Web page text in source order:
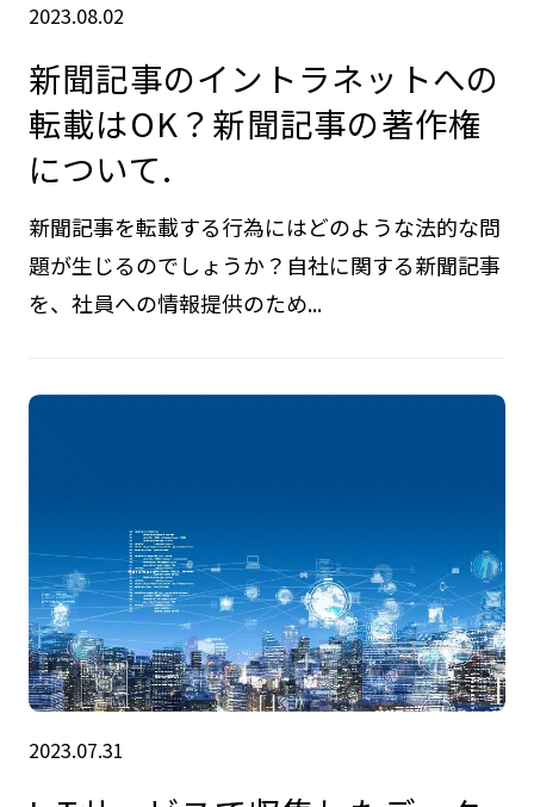
2023.08.02
新聞記事のイントラネットへの
転載はOK？新聞記事の著作権
について.
新聞記事を転載する行為にはどのような法的な問
題が生じるのでしょうか？自社に関する新聞記事
を、社員への情報提供のため...
2023.07.31